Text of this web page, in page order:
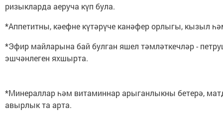
ризыкларда аеруча күп була.
*Аппетитны, кәефне күтәрүче канәфер орлыгы, кызыл
*Эфир майларына бай булган яшел тәмләткечләр -
эшчәнлеген яхшырта.
*Минераллар һәм витаминнар арыганлыкны бетерә,
авырлык та арта.